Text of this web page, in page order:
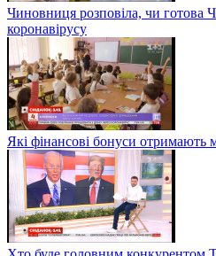
Чиновниця розповіла, чи готова
коронавірусу
Які фінансові бонуси отримають